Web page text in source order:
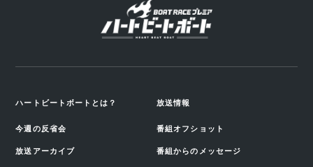
ハートビートボートとは？ 放送情報
今週の反省会 番組オフショット
放送アーカイブ 番組からのメッセージ